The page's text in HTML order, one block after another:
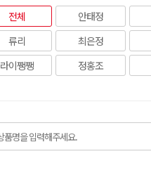
전체
안태정
류리
최은정
라이쨍쨍
정홍조